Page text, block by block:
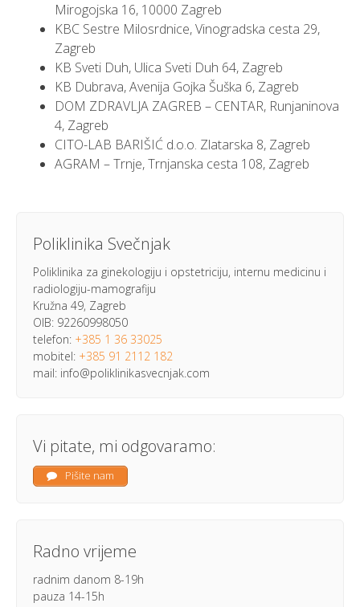
Mirogojska 16, 10000 Zagreb
KBC Sestre Milosrdnice, Vinogradska cesta 29,
Zagreb
KB Sveti Duh, Ulica Sveti Duh 64, Zagreb
KB Dubrava, Avenija Gojka Šuška 6, Zagreb
DOM ZDRAVLJA ZAGREB – CENTAR, Runjaninova
4, Zagreb
CITO-LAB BARIŠIĆ d.o.o. Zlatarska 8, Zagreb
AGRAM – Trnje, Trnjanska cesta 108, Zagreb
Poliklinika Svečnjak
Poliklinika za ginekologiju i opstetriciju, internu medicinu i
radiologiju-mamografiju
Kružna 49, Zagreb
OIB: 92260998050
telefon: +385 1 36 33025
mobitel: +385 91 2112 182
mail: info@poliklinikasvecnjak.com
Vi pitate, mi odgovaramo:
Pišite nam
Radno vrijeme
radnim danom 8-19h
pauza 14-15h